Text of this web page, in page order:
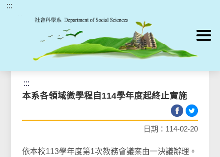
跳到主要內容區塊
:::
最新消息>最新消息
:::
本系各領域微學程自114學年度起終止實施
日期：114-02-20
依本校113學年度第1次教務會議案由一決議辦理。